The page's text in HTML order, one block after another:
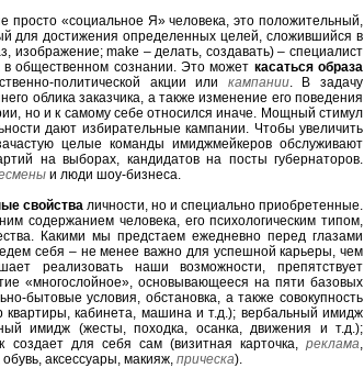
просто «социальное Я» человека, это положительный,
для достижения определенных целей, сложившийся в
изображение;make – делать, создавать) – специалист
общественном сознании. Это может касаться образа
политической акции или кампании. В задачу
облика заказчика, а также изменение его поведения
но и к самому себе относился иначе. Мощный стимул
дают избирательные кампании. Чтобы увеличить
целые команды имиджмейкеров обслуживают
на выборах, кандидатов на посты губернаторов.
и люди шоу-бизнеса.
свойстваличности, но и специально приобретенные.
содержанием человека, его психологическим типом,
Какими мы предстаем ежедневно перед глазами
себя – не менее важно для успешной карьеры, чем
реализовать наши возможности, препятствует
«многослойное», основывающееся на пяти базовых
бытовые условия, обстановка, а также совокупность
кабинета, машина и т.д.); вербальный имидж
имидж (жесты, походка, осанка, движения и т.д.);
для себя сам (визитная карточка, реклама,
аксессуары, макияж, прическа).